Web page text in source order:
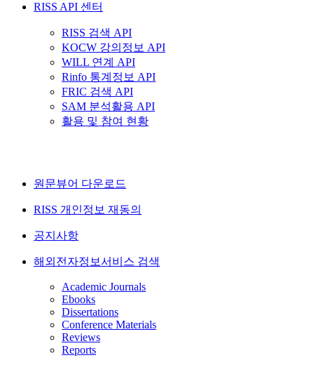
RISS API 센터
RISS 검색 API
KOCW 강의정보 API
WILL 연계 API
Rinfo 통계정보 API
FRIC 검색 API
SAM 분석활용 API
활용 및 참여 현황
원문뷰어 다운로드
RISS 개인정보 재동의
공지사항
해외전자정보서비스 검색
Academic Journals
Ebooks
Dissertations
Conference Materials
Reviews
Reports